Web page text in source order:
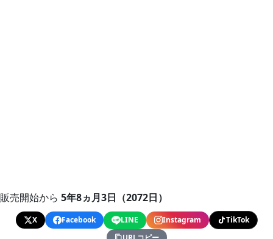
販売開始から 5年8ヵ月3日（2072日）
X Facebook LINE Instagram
TikTok